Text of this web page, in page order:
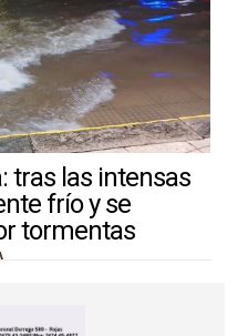
tras las intensas
frío y se
tormentas